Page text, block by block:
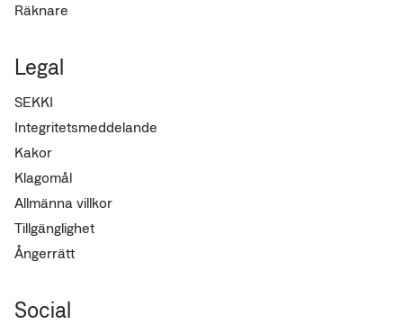
Räknare
Legal
SEKKI
Integritetsmeddelande
Kakor
Klagomål
Allmänna villkor
Tillgänglighet
Ångerrätt
Social